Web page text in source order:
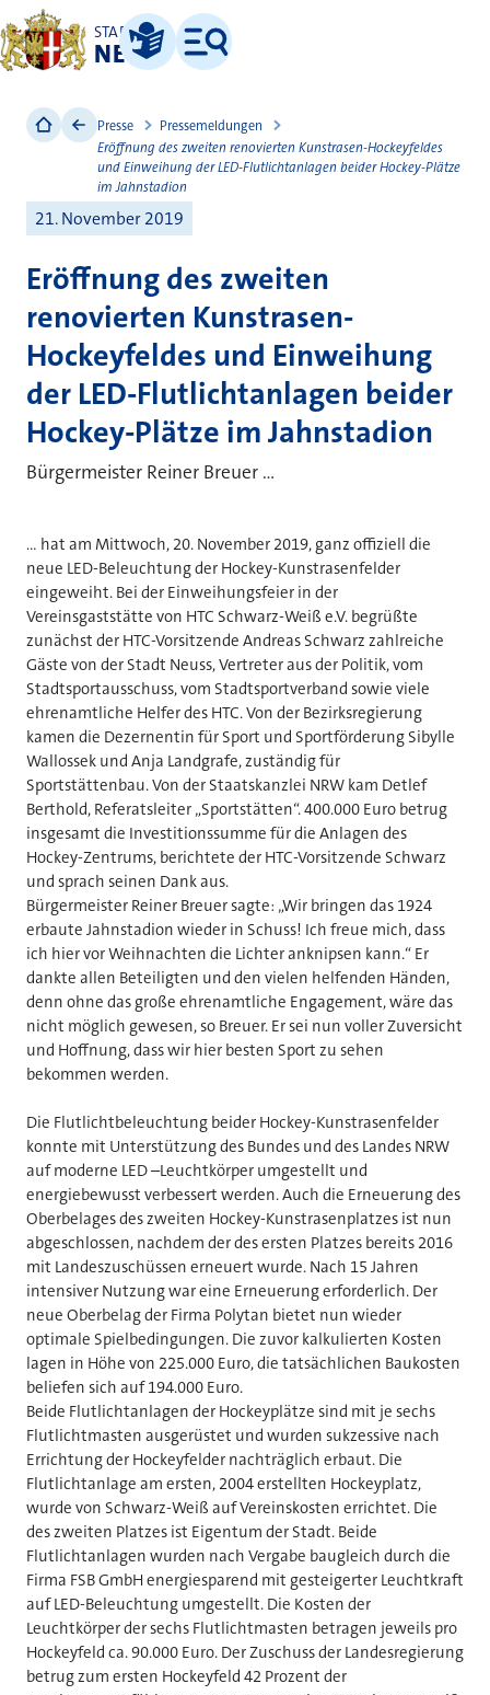
STADT
NEUSS
Leichte Sprache
Menü
Presse
Pressemeldungen
Eröffnung des zweiten renovierten Kunstrasen-Hockeyfeldes
und Einweihung der LED-Flutlichtanlagen beider Hockey-Plätze
im Jahnstadion
21. November 2019
Eröffnung des zweiten
renovierten Kunstrasen-
Hockeyfeldes und Einweihung
der LED-Flutlichtanlagen beider
Hockey-Plätze im Jahnstadion
Bürgermeister Reiner Breuer ...
... hat am Mittwoch, 20. November 2019, ganz offiziell die
neue LED-Beleuchtung der Hockey-Kunstrasenfelder
eingeweiht. Bei der Einweihungsfeier in der
Vereinsgaststätte von HTC Schwarz-Weiß e.V. begrüßte
zunächst der HTC-Vorsitzende Andreas Schwarz zahlreiche
Gäste von der Stadt Neuss, Vertreter aus der Politik, vom
Stadtsportausschuss, vom Stadtsportverband sowie viele
ehrenamtliche Helfer des HTC. Von der Bezirksregierung
kamen die Dezernentin für Sport und Sportförderung Sibylle
Wallossek und Anja Landgrafe, zuständig für
Sportstättenbau. Von der Staatskanzlei NRW kam Detlef
Berthold, Referatsleiter „Sportstätten“. 400.000 Euro betrug
insgesamt die Investitionssumme für die Anlagen des
Hockey-Zentrums, berichtete der HTC-Vorsitzende Schwarz
und sprach seinen Dank aus.
Bürgermeister Reiner Breuer sagte: „Wir bringen das 1924
erbaute Jahnstadion wieder in Schuss! Ich freue mich, dass
ich hier vor Weihnachten die Lichter anknipsen kann.“ Er
dankte allen Beteiligten und den vielen helfenden Händen,
denn ohne das große ehrenamtliche Engagement, wäre das
nicht möglich gewesen, so Breuer. Er sei nun voller Zuversicht
und Hoffnung, dass wir hier besten Sport zu sehen
bekommen werden.
Die Flutlichtbeleuchtung beider Hockey-Kunstrasenfelder
konnte mit Unterstützung des Bundes und des Landes NRW
auf moderne LED –Leuchtkörper umgestellt und
energiebewusst verbessert werden. Auch die Erneuerung des
Oberbelages des zweiten Hockey-Kunstrasenplatzes ist nun
abgeschlossen, nachdem der des ersten Platzes bereits 2016
mit Landeszuschüssen erneuert wurde. Nach 15 Jahren
intensiver Nutzung war eine Erneuerung erforderlich. Der
neue Oberbelag der Firma Polytan bietet nun wieder
optimale Spielbedingungen. Die zuvor kalkulierten Kosten
lagen in Höhe von 225.000 Euro, die tatsächlichen Baukosten
beliefen sich auf 194.000 Euro.
Beide Flutlichtanlagen der Hockeyplätze sind mit je sechs
Flutlichtmasten ausgerüstet und wurden sukzessive nach
Errichtung der Hockeyfelder nachträglich erbaut. Die
Flutlichtanlage am ersten, 2004 erstellten Hockeyplatz,
wurde von Schwarz-Weiß auf Vereinskosten errichtet. Die
des zweiten Platzes ist Eigentum der Stadt. Beide
Flutlichtanlagen wurden nach Vergabe baugleich durch die
Firma FSB GmbH energiesparend mit gesteigerter Leuchtkraft
auf LED-Beleuchtung umgestellt. Die Kosten der
Leuchtkörper der sechs Flutlichtmasten betragen jeweils pro
Hockeyfeld ca. 90.000 Euro. Der Zuschuss der Landesregierung
betrug zum ersten Hockeyfeld 42 Prozent der